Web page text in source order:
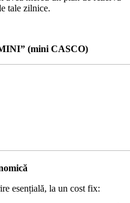
tale zilnice.
(mini CASCO)
esențială, la un cost fix: